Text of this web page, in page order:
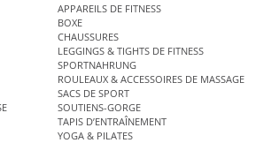
APPAREILS DE FITNESS
BOXE
CHAUSSURES
LEGGINGS & TIGHTS DE FITNESS
SPORTNAHRUNG
ROULEAUX & ACCESSOIRES DE MASSAGE
SACS DE SPORT
SOUTIENS-GORGE
TAPIS D’ENTRAÎNEMENT
YOGA & PILATES